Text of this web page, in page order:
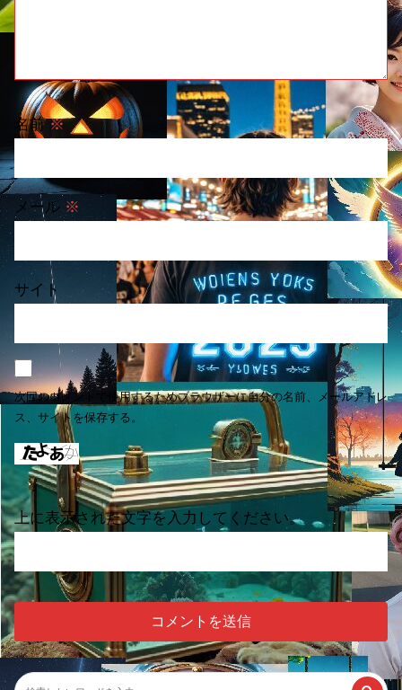
名前※
メール ※
サイト
次回のコメントで使用するためブラウザーに自分の名前、メールアドレ
ス、サイトを保存する。
上に表示された文字を入力してください。